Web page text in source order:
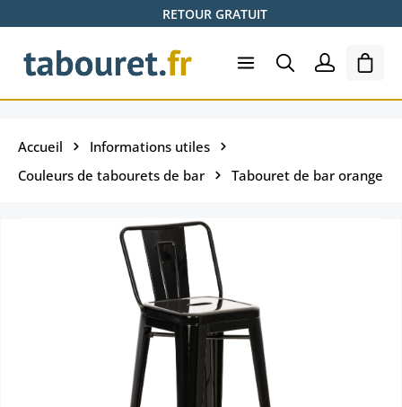
Passer au contenu principalRETOUR GRATUIT
Le
Accueil
Informations utiles
Couleurs de tabourets de bar
Tabouret de bar orange